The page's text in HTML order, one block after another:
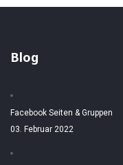
Blog
Facebook Seiten & Gruppen
03. Februar 2022